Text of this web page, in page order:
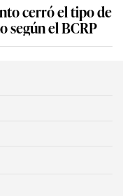
cerró el tipo de
según el BCRP